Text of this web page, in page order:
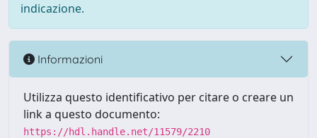
indicazione.
Informazioni
Utilizza questo identificativo per citare o creare un
link a questo documento:
https://hdl.handle.net/11579/2210